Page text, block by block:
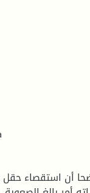
أن استقصاء